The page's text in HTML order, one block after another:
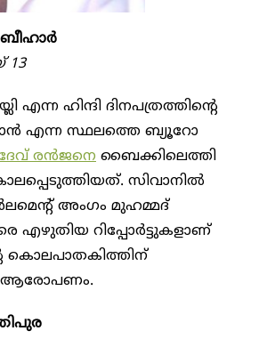
13
എന്ന ഹിന്ദി ദിനപ‌ത്രത്തിന്റെ
എന്ന സ്ഥലത്തെ ബ്യൂറോ
രൻജനെ ബൈക്കിലെത്തി
സിവാനിൽ
അംഗം മുഹമ്മദ്
എഴുതിയ റിപ്പോർട്ടുകളാണ്
കൊലപാതകിത്തിന്
ആരോപണം.